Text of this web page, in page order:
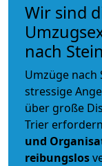
Wir sind
nach
Umzüge nach
stressige
über große
Trier
und
reibungslos